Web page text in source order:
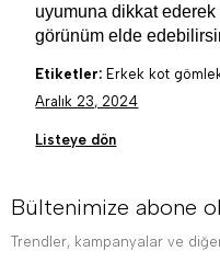
uyumuna dikkat
görünüm elde
Etiketler: Erkek kot
Aralık 23, 2024
Listeye dön
Bültenimize abone ol
Trendler, kampanyalar ve